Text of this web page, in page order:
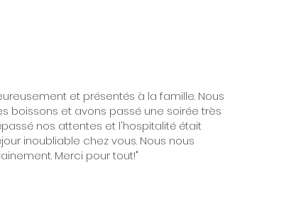
et présentés à la famille. Nous
boissons et avons passé une soirée très
nos attentes et l'hospitalité était
inoubliable chez vous. Nous nous
Merci pour tout!"